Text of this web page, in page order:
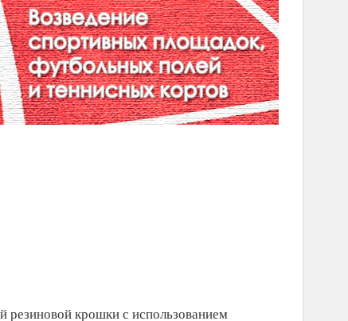
резиновой крошки с использованием